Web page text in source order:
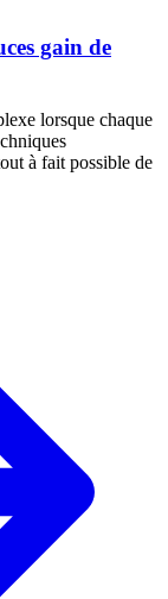
gain de
lorsque chaque
à fait possible de